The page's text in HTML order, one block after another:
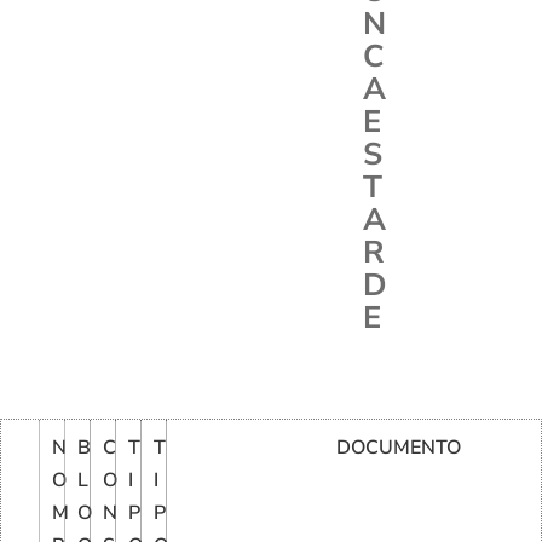
N
C
A
E
S
T
A
R
D
E
N
O
M
B
L
O
C
O
N
T
I
P
T
I
P
DOCUMENTO